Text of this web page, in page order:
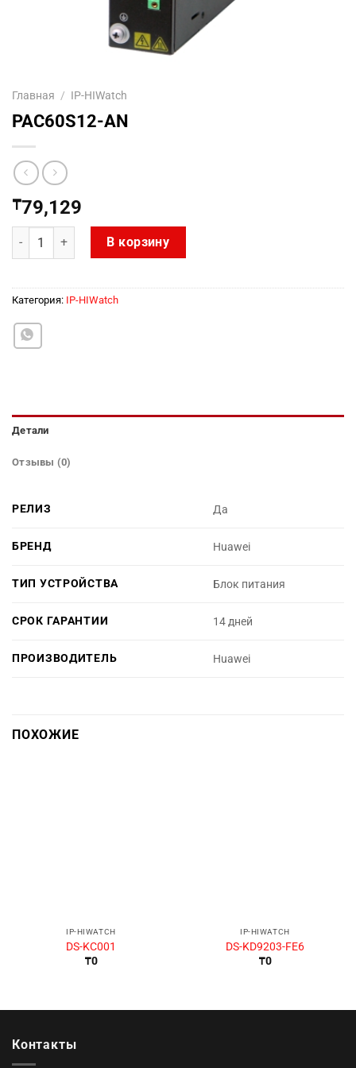
Главная / IP-HIWatch
PAC60S12-AN
₸79,129
Количество товара PAC60S12-AN
В корзину
Категория: IP-HIWatch
Детали
Отзывы (0)
РЕЛИЗ Да
БРЕНД Huawei
ТИП УСТРОЙСТВА Блок питания
СРОК ГАРАНТИИ 14 дней
ПРОИЗВОДИТЕЛЬ Huawei
ПОХОЖИЕ
IP-HIWATCH
DS-KC001
₸0
IP-HIWATCH
DS-KD9203-FE6
₸0
Контакты